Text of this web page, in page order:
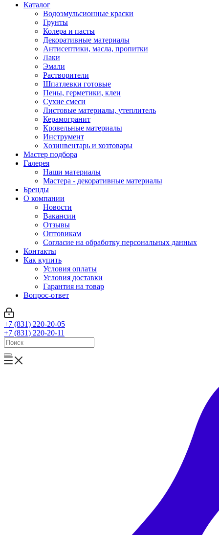
Каталог
Водоэмульсионные краски
Грунты
Колера и пасты
Декоративные материалы
Антисептики, масла, пропитки
Лаки
Эмали
Растворители
Шпатлевки готовые
Пены, герметики, клеи
Сухие смеси
Листовые материалы, утеплитель
Керамогранит
Кровельные материалы
Инструмент
Хозинвентарь и хозтовары
Мастер подбора
Галерея
Наши материалы
Мастера - декоративные материалы
Бренды
О компании
Новости
Вакансии
Отзывы
Оптовикам
Cогласие на обработку персональных данных
Контакты
Как купить
Условия оплаты
Условия доставки
Гарантия на товар
Вопрос-ответ
+7 (831) 220-20-05
+7 (831) 220-20-11